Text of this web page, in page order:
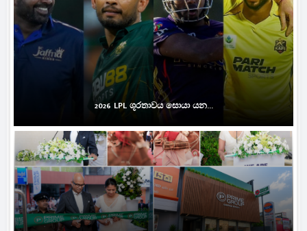
2026 LPL ශූරතාවය සොයා යන...